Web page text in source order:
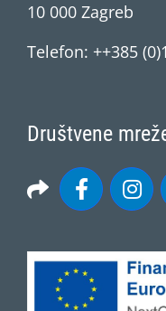
10 000 Zagreb
Telefon: ++385
Društvene